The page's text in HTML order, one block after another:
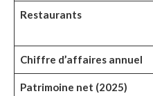
Restaurants
Chiffre d’affaires annuel
Patrimoine net (2025)